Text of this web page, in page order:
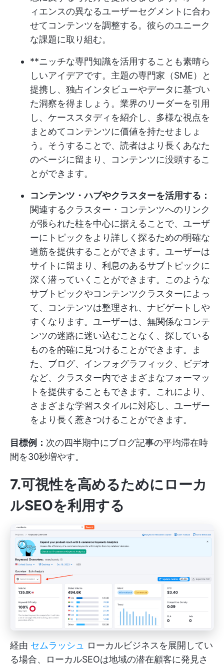
ィエンスの異なるユーザーセグメントに合わ
せてコンテンツを調整する。彼らのユニーク
な課題に取り組む。
**ニッチな専門知識を活用することも素晴ら
しいアイデアです。主題の専門家（SME）と
提携し、独占インタビューやデータに基づい
た洞察を得ましょう。業界のリーダーを引用
し、ケーススタディを紹介し、多様な視点を
まとめてコンテンツに価値を持たせましょ
う。そうすることで、読者はより長くあなた
のページに留まり、コンテンツに没頭するこ
とができます。
コンテンツ・ハブやクラスターを活用する：
関連するクラスター・コンテンツへのリンク
が張られた柱を中心に据えることで、ユーザ
ーにトピックをより詳しく探るための明確な
道筋を提供することができます。ユーザーは
サイトに留まり、利息のあるサブトピックに
深く潜っていくことができます。このような
サブトピックやコンテンツクラスターによっ
て、コンテンツは整理され、ナビゲートしや
すくなります。ユーザーは、無関係なコンテ
ンツの迷路に迷い込むことなく、探している
ものを的確に見つけることができます。ま
た、ブログ、インフォグラフィック、ビデオ
など、クラスター内でさまざまなフォーマッ
トを提供することもできます。これにより、
さまざまな学習スタイルに対応し、ユーザー
をより長く惹きつけることができます。
目標例： 次の四半期中にブログ記事の平均滞在時
間を30秒増やす。
7.可視性を高めるためにローカ
ルSEOを利用する
経由 セムラッシュ
ローカルビジネスを展開してい
る場合、ローカルSEOは地域の潜在顧客に発見さ